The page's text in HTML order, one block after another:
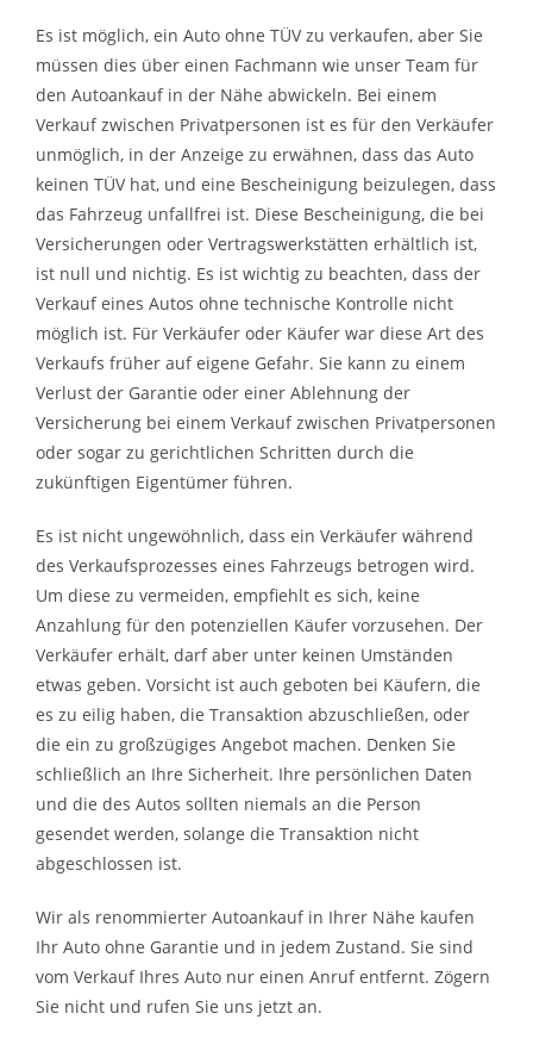
Es ist möglich, ein Auto ohne TÜV zu verkaufen, aber Sie
müssen dies über einen Fachmann wie unser Team für
den Autoankauf in der Nähe abwickeln. Bei einem
Verkauf zwischen Privatpersonen ist es für den Verkäufer
unmöglich, in der Anzeige zu erwähnen, dass das Auto
keinen TÜV hat, und eine Bescheinigung beizulegen, dass
das Fahrzeug unfallfrei ist. Diese Bescheinigung, die bei
Versicherungen oder Vertragswerkstätten erhältlich ist,
ist null und nichtig. Es ist wichtig zu beachten, dass der
Verkauf eines Autos ohne technische Kontrolle nicht
möglich ist. Für Verkäufer oder Käufer war diese Art des
Verkaufs früher auf eigene Gefahr. Sie kann zu einem
Verlust der Garantie oder einer Ablehnung der
Versicherung bei einem Verkauf zwischen Privatpersonen
oder sogar zu gerichtlichen Schritten durch die
zukünftigen Eigentümer führen.
Es ist nicht ungewöhnlich, dass ein Verkäufer während
des Verkaufsprozesses eines Fahrzeugs betrogen wird.
Um diese zu vermeiden, empfiehlt es sich, keine
Anzahlung für den potenziellen Käufer vorzusehen. Der
Verkäufer erhält, darf aber unter keinen Umständen
etwas geben. Vorsicht ist auch geboten bei Käufern, die
es zu eilig haben, die Transaktion abzuschließen, oder
die ein zu großzügiges Angebot machen. Denken Sie
schließlich an Ihre Sicherheit. Ihre persönlichen Daten
und die des Autos sollten niemals an die Person
gesendet werden, solange die Transaktion nicht
abgeschlossen ist.
Wir als renommierter Autoankauf in Ihrer Nähe kaufen
Ihr Auto ohne Garantie und in jedem Zustand. Sie sind
vom Verkauf Ihres Auto nur einen Anruf entfernt. Zögern
Sie nicht und rufen Sie uns jetzt an.